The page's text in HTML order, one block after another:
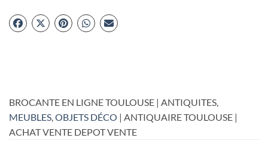
BROCANTE EN LIGNE TOULOUSE | ANTIQUITES,
MEUBLES,OBJETS DÉCO | ANTIQUAIRE TOULOUSE |
ACHAT VENTE DEPOT VENTE